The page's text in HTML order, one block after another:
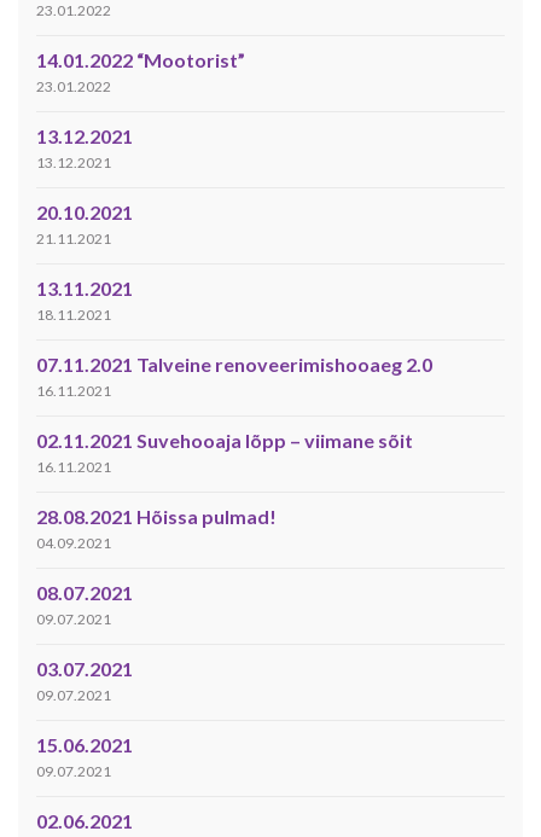
23.01.2022
14.01.2022 “Mootorist”
23.01.2022
13.12.2021
13.12.2021
20.10.2021
21.11.2021
13.11.2021
18.11.2021
07.11.2021 Talveine renoveerimishooaeg 2.0
16.11.2021
02.11.2021 Suvehooaja lõpp – viimane sõit
16.11.2021
28.08.2021 Hõissa pulmad!
04.09.2021
08.07.2021
09.07.2021
03.07.2021
09.07.2021
15.06.2021
09.07.2021
02.06.2021